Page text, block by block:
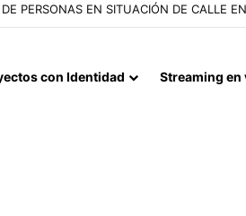
PERSONAS EN SITUACIÓN DE CALLE
con Identidad Streaming en